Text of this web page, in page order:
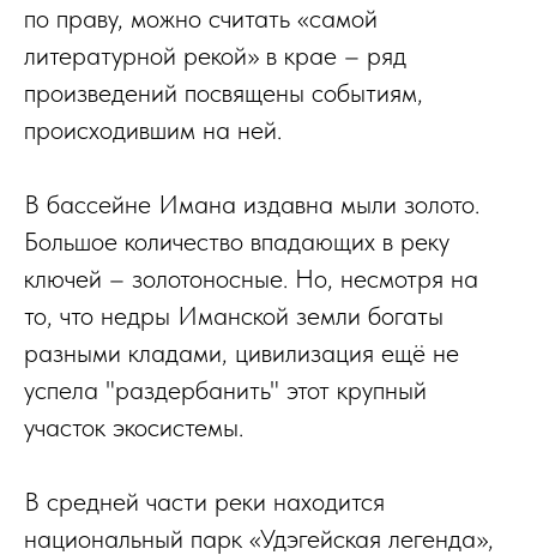
по праву, можно считать «самой
литературной рекой» в крае – ряд
произведений посвящены событиям,
происходившим на ней.
В бассейне Имана издавна мыли золото.
Большое количество впадающих в реку
ключей – золотоносные. Но, несмотря на
то, что недры Иманской земли богаты
разными кладами, цивилизация ещё не
успела "раздербанить" этот крупный
участок экосистемы.
В средней части реки находится
национальный парк «Удэгейская легенда»,